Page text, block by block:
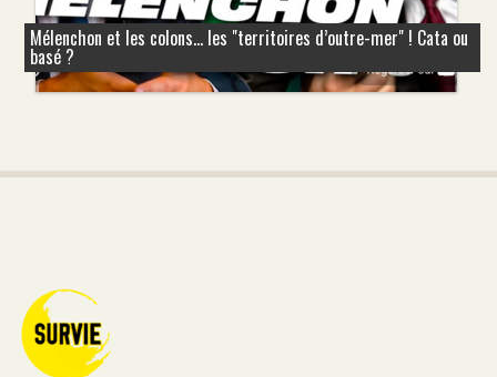
Mélenchon et les colons... les "territoires d’outre-mer" ! Cata ou
basé ?